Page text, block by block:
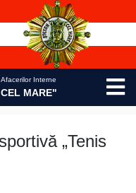
Interne
MARE"
„Tenis